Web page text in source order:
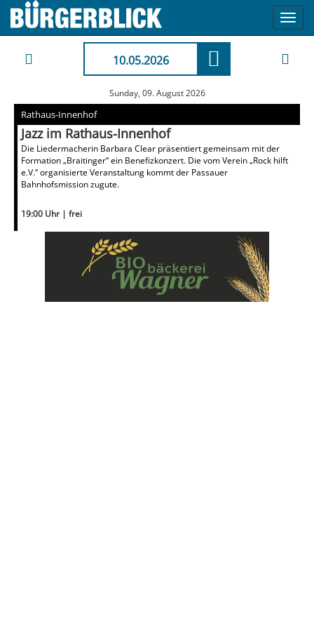
10.05.2026
Sunday, 09. August 2026
Rathaus-Innenhof
Jazz im Rathaus-Innenhof
Die Liedermacherin Barbara Clear präsentiert gemeinsam mit der
Formation „Braitinger“ ein Benefizkonzert. Die vom Verein „Rock hilft
e.V.“ organisierte Veranstaltung kommt der Passauer
Bahnhofsmission zugute.
19:00 Uhr | frei